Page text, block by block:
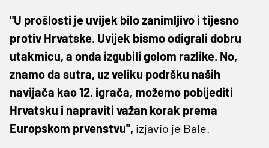
"U prošlosti je uvijek bilo zanimljivo i tijesno
protiv Hrvatske. Uvijek bismo odigrali dobru
utakmicu, a onda izgubili golom razlike. No,
znamo da sutra, uz veliku podršku naših
navijača kao 12. igrača, možemo pobijediti
Hrvatsku i napraviti važan korak prema
Europskom prvenstvu", izjavio je Bale.